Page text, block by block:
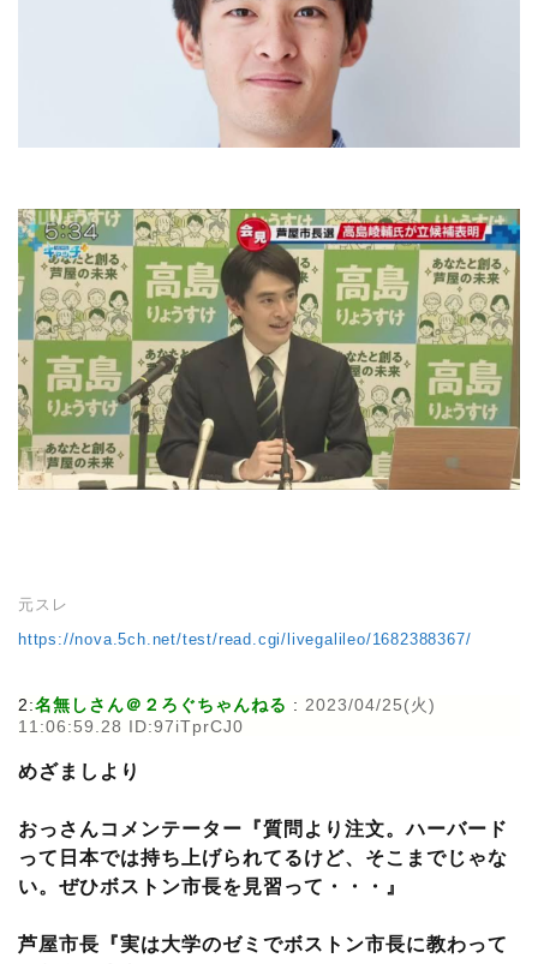
元スレ
https://nova.5ch.net/test/read.cgi/livegalileo/1682388367/
2:名無しさん＠２ろぐちゃんねる : 2023/04/25(火)
11:06:59.28 ID:97iTprCJ0
めざましより
おっさんコメンテーター『質問より注文。ハーバード
って日本では持ち上げられてるけど、そこまでじゃな
い。ぜひボストン市長を見習って・・・』
芦屋市長『実は大学のゼミでボストン市長に教わって